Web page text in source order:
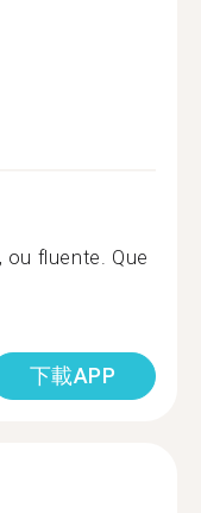
ou fluente. Que
下載APP